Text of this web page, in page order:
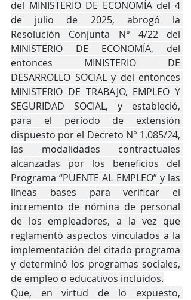
del MINISTERIO DE ECONOMÍA del 4
de julio de 2025, abrogó la
Resolución Conjunta N° 4/22 del
MINISTERIO DE ECONOMÍA, del
entonces MINISTERIO DE
DESARROLLO SOCIAL y del entonces
MINISTERIO DE TRABAJO, EMPLEO Y
SEGURIDAD SOCIAL, y estableció,
para el período de extensión
dispuesto por el Decreto N° 1.085/24,
las modalidades contractuales
alcanzadas por los beneficios del
Programa “PUENTE AL EMPLEO” y las
líneas bases para verificar el
incremento de nómina de personal
de los empleadores, a la vez que
reglamentó aspectos vinculados a la
implementación del citado programa
y determinó los programas sociales,
de empleo o educativos incluidos.
Que, en virtud de lo expuesto,